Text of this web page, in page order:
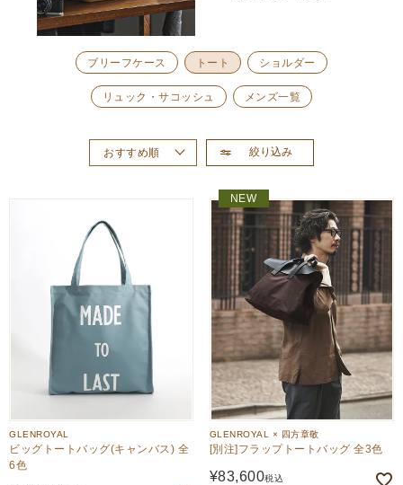
ブリーフケース トート ショルダー
リュック・サコッシュ メンズ一覧
絞り込み
おすすめ順
価格が高い順
価格が安い順
GLENROYAL
ビッグトートバッグ(キャンバス) 全
6色
NEW
GLENROYAL × 四方章敬
[別注]フラップトートバッグ 全3色
¥83,600税込